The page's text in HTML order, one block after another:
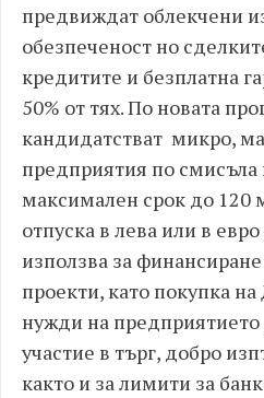
предвиждат облекчени
обезпеченост но
кредитите и безплатна
50% от тях. По новата
кандидатстват микро,
предприятия по
максимален срок до 120
отпуска в лева или в
използва за
проекти, като покупка
нужди на предприятието
участие в търг, добро
както и за лимити за